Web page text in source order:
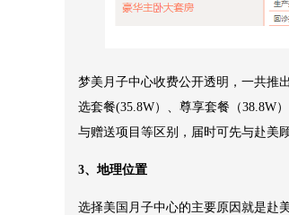
梦美月子中心收费公开透明，一共推
选套餐(35.8W）、尊享套餐（38.8W
与赠送项目等区别，届时可先与赴美
3、地理位置
选择美国月子中心的主要原因就是赴